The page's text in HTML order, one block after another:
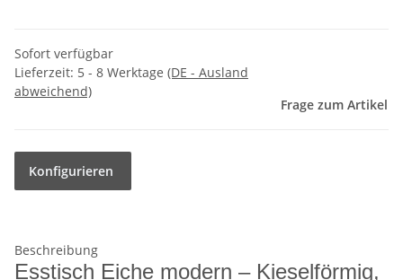
Sofort verfügbar
Lieferzeit: 5 - 8 Werktage (DE - Ausland
abweichend)
Frage zum Artikel
Konfigurieren
Beschreibung
Esstisch Eiche modern – Kieselförmig,